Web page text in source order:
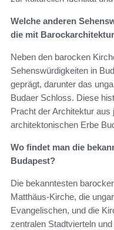
Welche anderen
die mit
Neben den barocken
Sehenswürdigkeiten in
geprägt, darunter das
Budaer Schloss. Diese
Pracht der Architektur aus
architektonischen Erbe
Wo findet man die
Budapest?
Die bekanntesten
Matthäus-Kirche, die
Evangelischen, und die
zentralen Stadtvierteln